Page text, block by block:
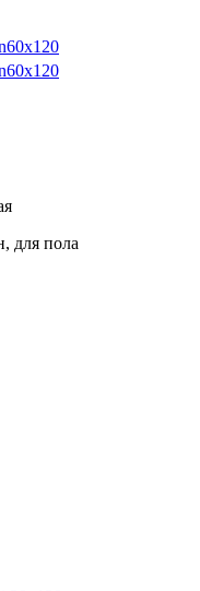
для пола